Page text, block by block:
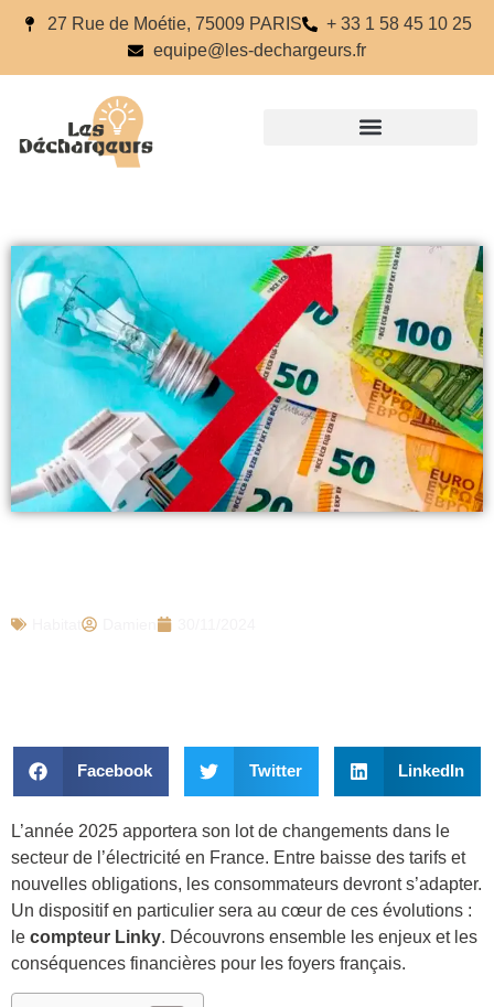
27 Rue de Moétie, 75009 PARIS
+ 33 1 58 45 10 25
equipe@les-dechargeurs.fr
Facebook Twitter LinkedIn
L’année 2025 apportera son lot de changements dans le
secteur de l’électricité en France. Entre baisse des tarifs et
nouvelles obligations, les consommateurs devront s’adapter.
Un dispositif en particulier sera au cœur de ces évolutions :
le compteur Linky. Découvrons ensemble les enjeux et les
conséquences financières pour les foyers français.